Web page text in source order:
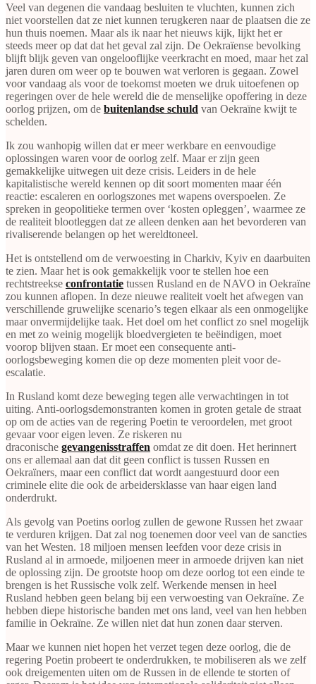
Veel van degenen die vandaag besluiten te vluchten, kunnen zich
niet voorstellen dat ze niet kunnen terugkeren naar de plaatsen die ze
hun thuis noemen. Maar als ik naar het nieuws kijk, lijkt het er
steeds meer op dat dat het geval zal zijn. De Oekraïense bevolking
blijft blijk geven van ongelooflijke veerkracht en moed, maar het zal
jaren duren om weer op te bouwen wat verloren is gegaan. Zowel
voor vandaag als voor de toekomst moeten we druk uitoefenen op
regeringen over de hele wereld die de menselijke opoffering in deze
oorlog prijzen, om de buitenlandse schuld van Oekraïne kwijt te
schelden.
Ik zou wanhopig willen dat er meer werkbare en eenvoudige
oplossingen waren voor de oorlog zelf. Maar er zijn geen
gemakkelijke uitwegen uit deze crisis. Leiders in de hele
kapitalistische wereld kennen op dit soort momenten maar één
reactie: escaleren en oorlogszones met wapens overspoelen. Ze
spreken in geopolitieke termen over ‘kosten opleggen’, waarmee ze
de realiteit blootleggen dat ze alleen denken aan het bevorderen van
rivaliserende belangen op het wereldtoneel.
Het is ontstellend om de verwoesting in Charkiv, Kyiv en daarbuiten
te zien. Maar het is ook gemakkelijk voor te stellen hoe een
rechtstreekse confrontatie tussen Rusland en de NAVO in Oekraïne
zou kunnen aflopen. In deze nieuwe realiteit voelt het afwegen van
verschillende gruwelijke scenario’s tegen elkaar als een onmogelijke
maar onvermijdelijke taak. Het doel om het conflict zo snel mogelijk
en met zo weinig mogelijk bloedvergieten te beëindigen, moet
voorop blijven staan. Er moet een consequente anti-
oorlogsbeweging komen die op deze momenten pleit voor de-
escalatie.
In Rusland komt deze beweging tegen alle verwachtingen in tot
uiting. Anti-oorlogsdemonstranten komen in groten getale de straat
op om de acties van de regering Poetin te veroordelen, met groot
gevaar voor eigen leven. Ze riskeren nu
draconische gevangenisstraffen omdat ze dit doen. Het herinnert
ons er allemaal aan dat dit geen conflict is tussen Russen en
Oekraïners, maar een conflict dat wordt aangestuurd door een
criminele elite die ook de arbeidersklasse van haar eigen land
onderdrukt.
Als gevolg van Poetins oorlog zullen de gewone Russen het zwaar
te verduren krijgen. Dat zal nog toenemen door veel van de sancties
van het Westen. 18 miljoen mensen leefden voor deze crisis in
Rusland al in armoede, miljoenen meer in armoede drijven kan niet
de oplossing zijn. De grootste hoop om deze oorlog tot een einde te
brengen is het Russische volk zelf. Werkende mensen in heel
Rusland hebben geen belang bij een verwoesting van Oekraïne. Ze
hebben diepe historische banden met ons land, veel van hen hebben
familie in Oekraïne. Ze willen niet dat hun zonen daar sterven.
Maar we kunnen niet hopen het verzet tegen deze oorlog, die de
regering Poetin probeert te onderdrukken, te mobiliseren als we zelf
ook dreigementen uiten om de Russen in de ellende te storten of